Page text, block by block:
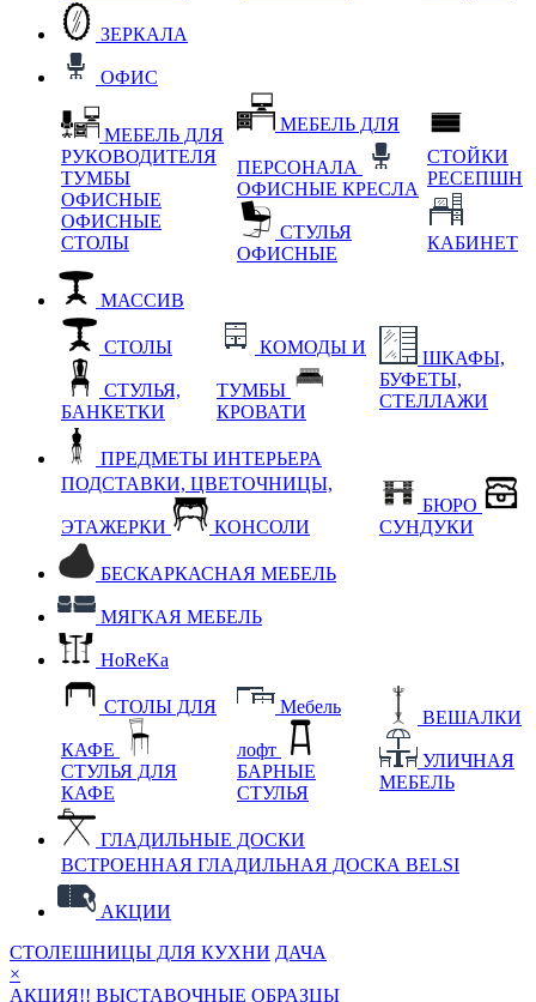
ЗЕРКАЛА
ОФИС
МЕБЕЛЬ ДЛЯ
РУКОВОДИТЕЛЯ
ТУМБЫ
ОФИСНЫЕ
ОФИСНЫЕ
СТОЛЫ
МЕБЕЛЬ ДЛЯ
ПЕРСОНАЛА
ОФИСНЫЕ КРЕСЛА
СТУЛЬЯ
ОФИСНЫЕ
СТОЙКИ
РЕСЕПШН
КАБИНЕТ
МАССИВ
СТОЛЫ
СТУЛЬЯ,
БАНКЕТКИ
КОМОДЫ И
ТУМБЫ
КРОВАТИ
ШКАФЫ,
БУФЕТЫ,
СТЕЛЛАЖИ
ПРЕДМЕТЫ ИНТЕРЬЕРА
ПОДСТАВКИ, ЦВЕТОЧНИЦЫ,
ЭТАЖЕРКИ КОНСОЛИ
БЮРО
СУНДУКИ
БЕСКАРКАСНАЯ МЕБЕЛЬ
МЯГКАЯ МЕБЕЛЬ
HoReKa
СТОЛЫ ДЛЯ
КАФЕ
СТУЛЬЯ ДЛЯ
КАФЕ
Мебель
лофт
БАРНЫЕ
СТУЛЬЯ
ВЕШАЛКИ
УЛИЧНАЯ
МЕБЕЛЬ
ГЛАДИЛЬНЫЕ ДОСКИ
ВСТРОЕННАЯ ГЛАДИЛЬНАЯ ДОСКА BELSI
АКЦИИ
СТОЛЕШНИЦЫ ДЛЯ КУХНИ ДАЧА
×
АКЦИЯ!! ВЫСТАВОЧНЫЕ ОБРАЗЦЫ